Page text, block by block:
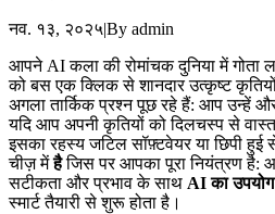
नव. १३, २०२५|By admin
आपने AI कला की रोमांचक दुनिया में गोता
को बस एक क्लिक से शानदार उत्कृष्ट
अगला तार्किक प्रश्न पूछ रहे हैं: आप उन्हें
यदि आप अपनी कृतियों को दिलचस्प से
इसका रहस्य जटिल सॉफ़्टवेयर या छिपी
चीज़ मेंहैजिस पर आपका पूरा नियंत्रण है:
सटीकता और प्रभाव के साथ AI का
स्मार्ट तैयारी से शुरू होता है।